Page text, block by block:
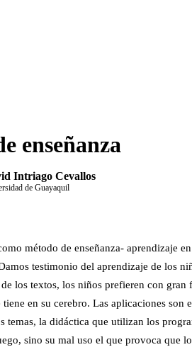
enseñanza
Intriago Cevallos
de Guayaquil
método de enseñanza- aprendizaje
testimonio del aprendizaje de los
los textos, los niños prefieren con gran
en su cerebro. Las aplicaciones son
la didáctica que utilizan los
sino su mal uso el que provoca que